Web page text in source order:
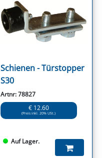
Schienen - Türstopper
S30
Artnr: 78827
€ 12.60
(Preis inkl. 20% USt.)
Auf Lager.